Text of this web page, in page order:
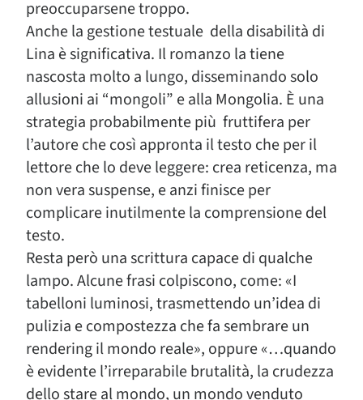
preoccuparsene troppo.
Anche la gestione testuale della disabilità di
Lina è significativa. Il romanzo la tiene
nascosta molto a lungo, disseminando solo
allusioni ai “mongoli” e alla Mongolia. È una
strategia probabilmente più fruttifera per
l’autore che così appronta il testo che per il
lettore che lo deve leggere: crea reticenza, ma
non vera suspense, e anzi finisce per
complicare inutilmente la comprensione del
testo.
Resta però una scrittura capace di qualche
lampo. Alcune frasi colpiscono, come: «I
tabelloni luminosi, trasmettendo un’idea di
pulizia e compostezza che fa sembrare un
rendering il mondo reale», oppure «…quando
è evidente l’irreparabile brutalità, la crudezza
dello stare al mondo, un mondo venduto